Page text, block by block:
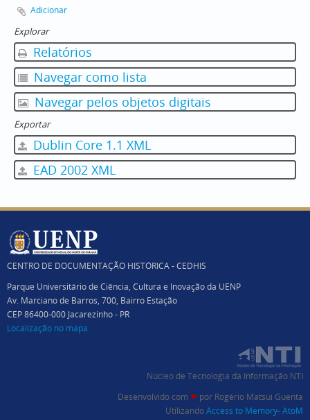
Adicionar
Explorar
Relatórios
Navegar como lista
Navegar pelos objetos digitais
Exportar
Dublin Core 1.1 XML
EAD 2002 XML
CENTRO DE DOCUMENTAÇÃO HISTÓRICA - CEDHIS
Parque Universitário de Ciência, Cultura e Inovação da UENP
Av. Marciano de Barros, 700, Bairro Estação
CEP 86400-000 Jacarezinho - PR
Localização no mapa
Núcleo de Tecnologia da Informação NTI
Desenvolvido com ❤ por Rogério Matsui Guenta
UtilizandoAccess to Memory- AtoM